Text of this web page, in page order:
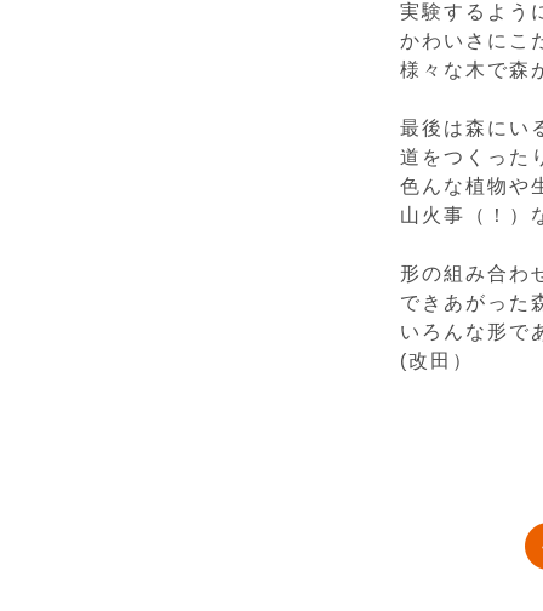
実験するよう
かわいさにこ
様々な木で森
最後は森にい
道をつくった
色んな植物や
山火事（！）
形の組み合わ
できあがった
いろんな形で
(改田）